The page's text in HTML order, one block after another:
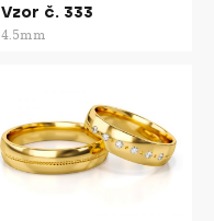
Vzor č. 333
4.5mm